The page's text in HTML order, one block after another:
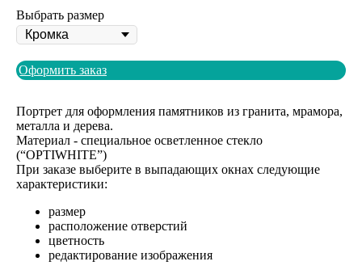
Выбрать размер
Оформить заказ
Портрет для оформления памятников из гранита, мрамора,
металла и дерева.
Материал - специальное осветленное стекло
(“OPTIWHITE”)
При заказе выберите в выпадающих окнах следующие
характеристики:
размер
расположение отверстий
цветность
редактирование изображения